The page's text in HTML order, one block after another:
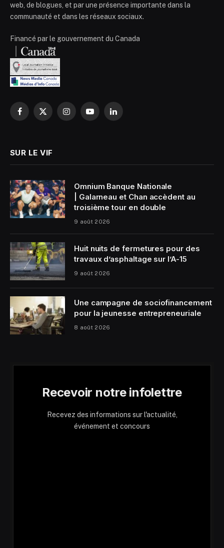
web, de blogues, et par une présence importante dans la
communauté et dans les réseaux sociaux.
Financé par le gouvernement du Canada
Facebook
X
InstagramYouTubeLinkedIn
SUR LE VIF
Omnium Banque Nationale
| Galarneau et Chan accèdent au
troisième tour en double
9 août 2026
Huit nuits de fermetures pour des
travaux d’asphaltage sur l’A-15
9 août 2026
Une campagne de sociofinancement
pour la jeunesse entrepreneuriale
8 août 2026
Recevoir notre infolettre
Recevez des informations sur l'actualité,
événement et concours